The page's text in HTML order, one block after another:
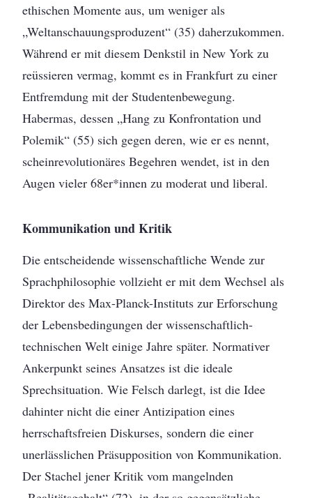
ethischen Momente aus, um weniger als
„Weltanschauungsproduzent“ (35) daherzukommen.
Während er mit diesem Denkstil in New York zu
reüssieren vermag, kommt es in Frankfurt zu einer
Entfremdung mit der Studentenbewegung.
Habermas, dessen „Hang zu Konfrontation und
Polemik“ (55) sich gegen deren, wie er es nennt,
scheinrevolutionäres Begehren wendet, ist in den
Augen vieler 68er*innen zu moderat und liberal.
Kommunikation und Kritik
Die entscheidende wissenschaftliche Wende zur
Sprachphilosophie vollzieht er mit dem Wechsel als
Direktor des Max-Planck-Instituts zur Erforschung
der Lebensbedingungen der wissenschaftlich-
technischen Welt einige Jahre später. Normativer
Ankerpunkt seines Ansatzes ist die ideale
Sprechsituation. Wie Felsch darlegt, ist die Idee
dahinter nicht die einer Antizipation eines
herrschaftsfreien Diskurses, sondern die einer
unerlässlichen Präsupposition von Kommunikation.
Der Stachel jener Kritik vom mangelnden